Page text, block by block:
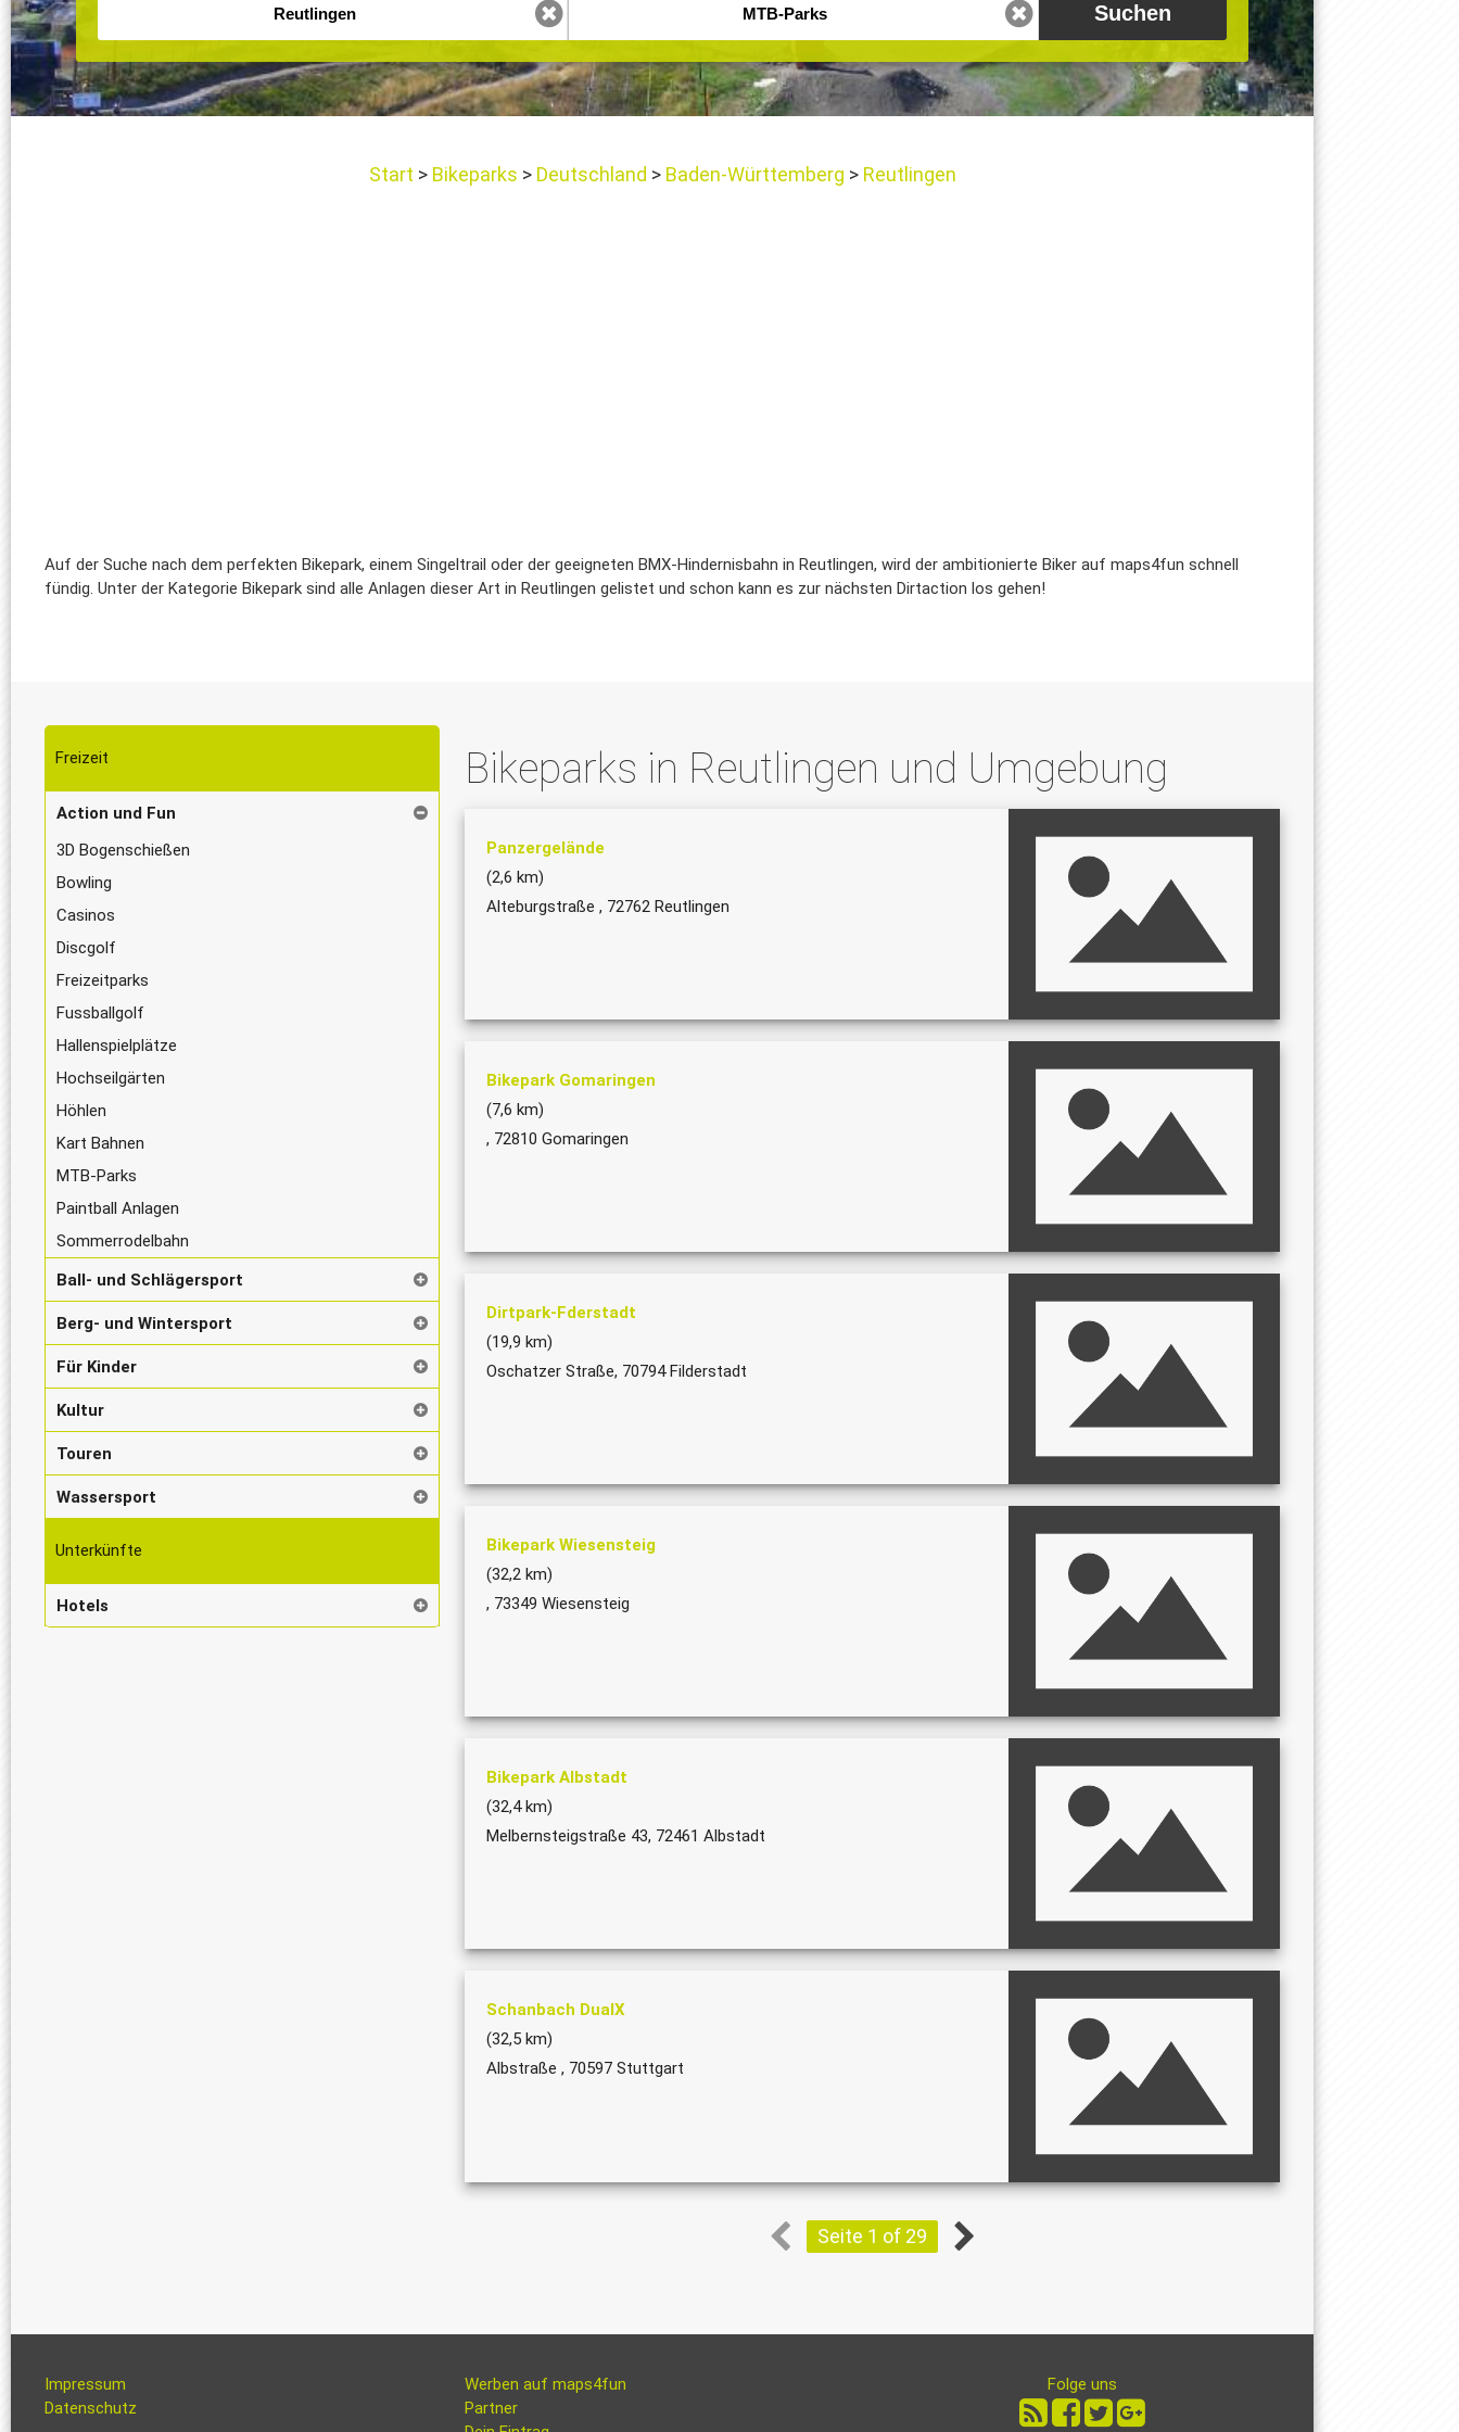
Start Bikeparks Deutschland Baden-Württemberg Reutlingen
Auf der Suche nach dem perfekten Bikepark, einem Singeltrail oder der geeigneten BMX-Hindernisbahn in Reutlingen, wird der ambitionierte Biker auf maps4fun schnell
fündig. Unter der Kategorie Bikepark sind alle Anlagen dieser Art in Reutlingen gelistet und schon kann es zur nächsten Dirtaction los gehen!
Freizeit
Action und Fun
3D Bogenschießen
Bowling
Casinos
Discgolf
Freizeitparks
Fussballgolf
Hallenspielplätze
Hochseilgärten
Höhlen
Kart Bahnen
MTB-Parks
Paintball Anlagen
Sommerrodelbahn
Ball- und Schlägersport
Berg- und Wintersport
Für Kinder
Kultur
Touren
Wassersport
Unterkünfte
Hotels
Bikeparks in Reutlingen und Umgebung
Panzergelände
(2,6 km)
Alteburgstraße , 72762 Reutlingen
Bikepark Gomaringen
(7,6 km)
, 72810 Gomaringen
Dirtpark-Fderstadt
(19,9 km)
Oschatzer Straße, 70794 Filderstadt
Bikepark Wiesensteig
(32,2 km)
, 73349 Wiesensteig
Bikepark Albstadt
(32,4 km)
Melbernsteigstraße 43, 72461 Albstadt
Schanbach DualX
(32,5 km)
Albstraße , 70597 Stuttgart
Seite 1 of 29
Impressum
Datenschutz
Werben auf maps4fun
Partner
Folge uns